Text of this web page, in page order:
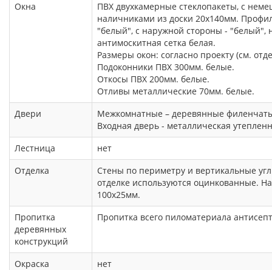
Окна
ПВХ двухкамерные стеклопакеты, с
наличниками из доски 20х140мм.
"белый", с наружной стороны - "белый",
антимоскитная сетка белая.
Размеры окон: согласно проекту (см.
Подоконники ПВХ 300мм. белые.
Откосы ПВХ 200мм. белые.
Отливы металлические 70мм. белые.
Двери
Межкомнатные – деревянные
Входная дверь - металлическая
Лестница
нет
Отделка
Стены по периметру и вертикальные
отделке используются оцинкованные.
100х25мм.
Пропитка
деревянных
конструкций
Пропитка всего пиломатериала
Окраска
нет